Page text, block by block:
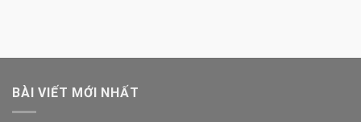
BÀI VIẾT MỚI NHẤT